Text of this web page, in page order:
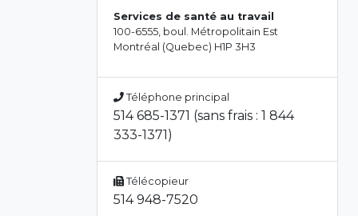
Services de santé au travail
100-6555, boul. Métropolitain Est
Montréal (Quebec) H1P 3H3
Téléphone principal
514 685-1371 (sans frais : 1 844
333-1371)
Télécopieur
514 948-7520